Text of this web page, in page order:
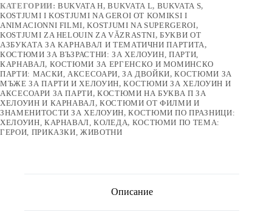
КАТЕГОРИИ:BUKVATA H,BUKVATA L, BUKVATA S,
KOSTJUMI I KOSTJUMI NA GEROI OT KOMIKSI I
ANIMACIONNI FILMI,KOSTJUMI NA SUPERGEROI,
KOSTJUMI ZA HELOUIN ZA VǍZRASTNI,БУКВИ ОТ
АЗБУКАТА ЗА КАРНАВАЛ И ТЕМАТИЧНИ ПАРТИТА,
КОСТЮМИ ЗА ВЪЗРАСТНИ: ЗА ХЕЛОУИН, ПАРТИ,
КАРНАВАЛ, КОСТЮМИ ЗА ЕРГЕНСКО И МОМИНСКО
ПАРТИ: МАСКИ, АКСЕСОАРИ, ЗА ДВОЙКИ,КОСТЮМИ ЗА
МЪЖЕ ЗА ПАРТИ И ХЕЛОУИН,КОСТЮМИ ЗА ХЕЛОУИН И
АКСЕСОАРИ ЗА ПАРТИ,КОСТЮМИ НА БУКВА П ЗА
ХЕЛОУИН И КАРНАВАЛ,КОСТЮМИ ОТ ФИЛМИ И
ЗНАМЕНИТОСТИ ЗА ХЕЛОУИН,КОСТЮМИ ПО ПРАЗНИЦИ:
ХЕЛОУИН, КАРНАВАЛ, КОЛЕДА, КОСТЮМИ ПО ТЕМА:
ГЕРОИ, ПРИКАЗКИ, ЖИВОТНИ
Описание